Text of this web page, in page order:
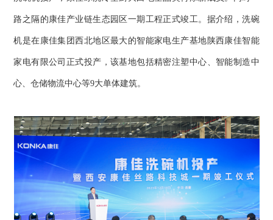
路之隔的康佳产业链生态园区一期工程正式竣工。据介绍，洗碗
机是在康佳集团西北地区最大的智能家电生产基地陕西康佳智能
家电有限公司正式投产，该基地包括精密注塑中心、智能制造中
心、仓储物流中心等9大单体建筑。